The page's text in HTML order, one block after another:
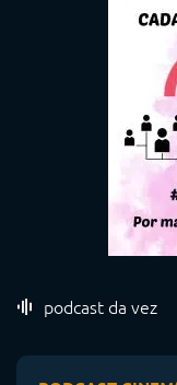
podcast da vez